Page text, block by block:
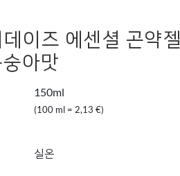
이즈 에센셜 곤약젤
아맛
150ml
(100 ml = 2,13 €)
실온